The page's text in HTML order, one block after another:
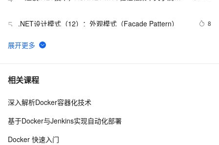
5 .NET设计模式（12）：外观模式（Façade Pattern） 8
6
Net设计模式实例之解释器模式（Interpreter Pattern）
7 Asp.Net MVC5入门学习系列④
8 将 DataTable 或 String 数据转化为json(.NET)
相关课程
深入解析Docker容器化技术
基于Docker与Jenkins实现自动化部署
Docker 快速入门